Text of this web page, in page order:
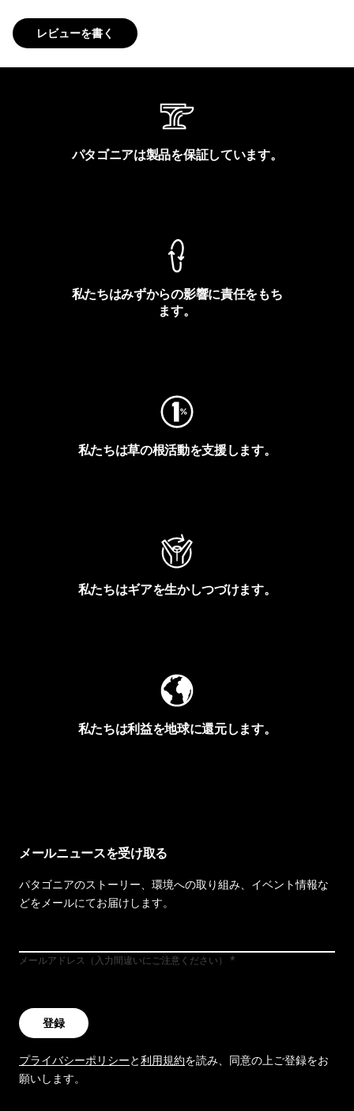
レビューを書く
パタゴニアは製品を保証しています。
私たちはみずからの影響に責任をもち
ます。
私たちは草の根活動を支援します。
私たちはギアを生かしつづけます。
私たちは利益を地球に還元します。
メールニュースを受け取る
パタゴニアのストーリー、環境への取り組み、イベント情報な
どをメールにてお届けします。
メールアドレス（入力間違いにご注意ください）
登録
プライバシーポリシーと利用規約を読み、同意の上ご登録をお
願いします。